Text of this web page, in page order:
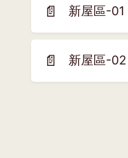
📄 新屋區-01
(另
開
新
視
窗)
📄 新屋區-02
(另
開